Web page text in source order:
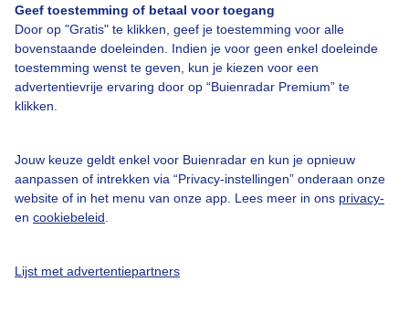
Geef toestemming of betaal voor toegang
Door op "Gratis" te klikken, geef je toestemming voor alle
bovenstaande doeleinden. Indien je voor geen enkel doeleinde
toestemming wenst te geven, kun je kiezen voor een
advertentievrije ervaring door op “Buienradar Premium” te
klikken.
Jouw keuze geldt enkel voor Buienradar en kun je opnieuw
aanpassen of intrekken via “Privacy-instellingen” onderaan onze
website of in het menu van onze app. Lees meer in ons privacy-
en cookiebeleid
Lijst met advertentiepartners
Bedrijfsgegevens
Veelgestelde vragen
Contact
Toegankelijkheid
Adverteren
Buienradar Team
Privacy beleid